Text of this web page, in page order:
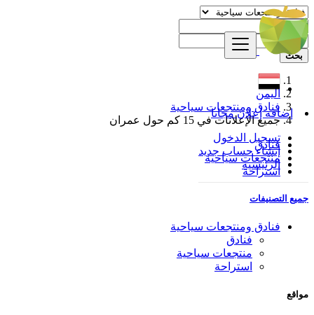
إضافة إعلان مجانا
تسجيل الدخول
إنشاء حساب جديد
الرئيسية
بحث
اليمن
فنادق ومنتجعات سياحية
جميع الإعلانات في 15 كم حول عمران
فنادق
منتجعات سياحية
استراحة
جميع التصنيفات
فنادق ومنتجعات سياحية
فنادق
منتجعات سياحية
استراحة
مواقع